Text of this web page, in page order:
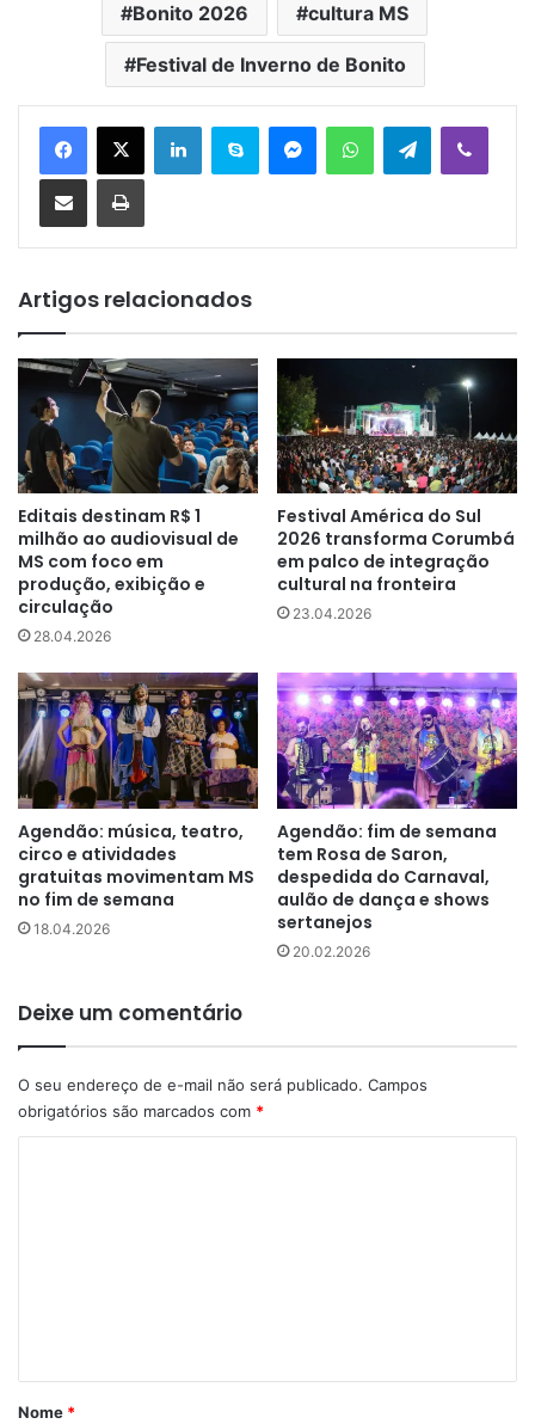
Bonito 2026 cultura MS
Festival de Inverno de Bonito
Telegram
Artigos relacionados
Editais destinam R$ 1
milhão ao audiovisual de
MS com foco em
produção, exibição e
circulação
28.04.2026
Festival América do Sul
2026 transforma Corumbá
em palco de integração
cultural na fronteira
23.04.2026
Agendão: música, teatro,
circo e atividades
gratuitas movimentam MS
no fim de semana
18.04.2026
Agendão: fim de semana
tem Rosa de Saron,
despedida do Carnaval,
aulão de dança e shows
sertanejos
20.02.2026
Deixe um comentário
O seu endereço de e-mail não será publicado. Campos
obrigatórios são marcados com *
rNome *